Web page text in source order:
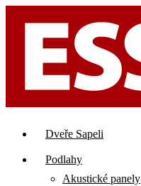
Dveře Sapeli
Podlahy
Akustické panely